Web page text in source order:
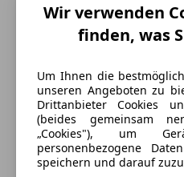
Energieverbrauch
Schadstoffklasse
Kraftstoff
Wir verwenden
finden, was
Um Ihnen die
unseren Angeboten zu
Drittanbieter Cookies
(beides gemeinsam
„Cookies"), um
personenbezogene
speichern und darauf